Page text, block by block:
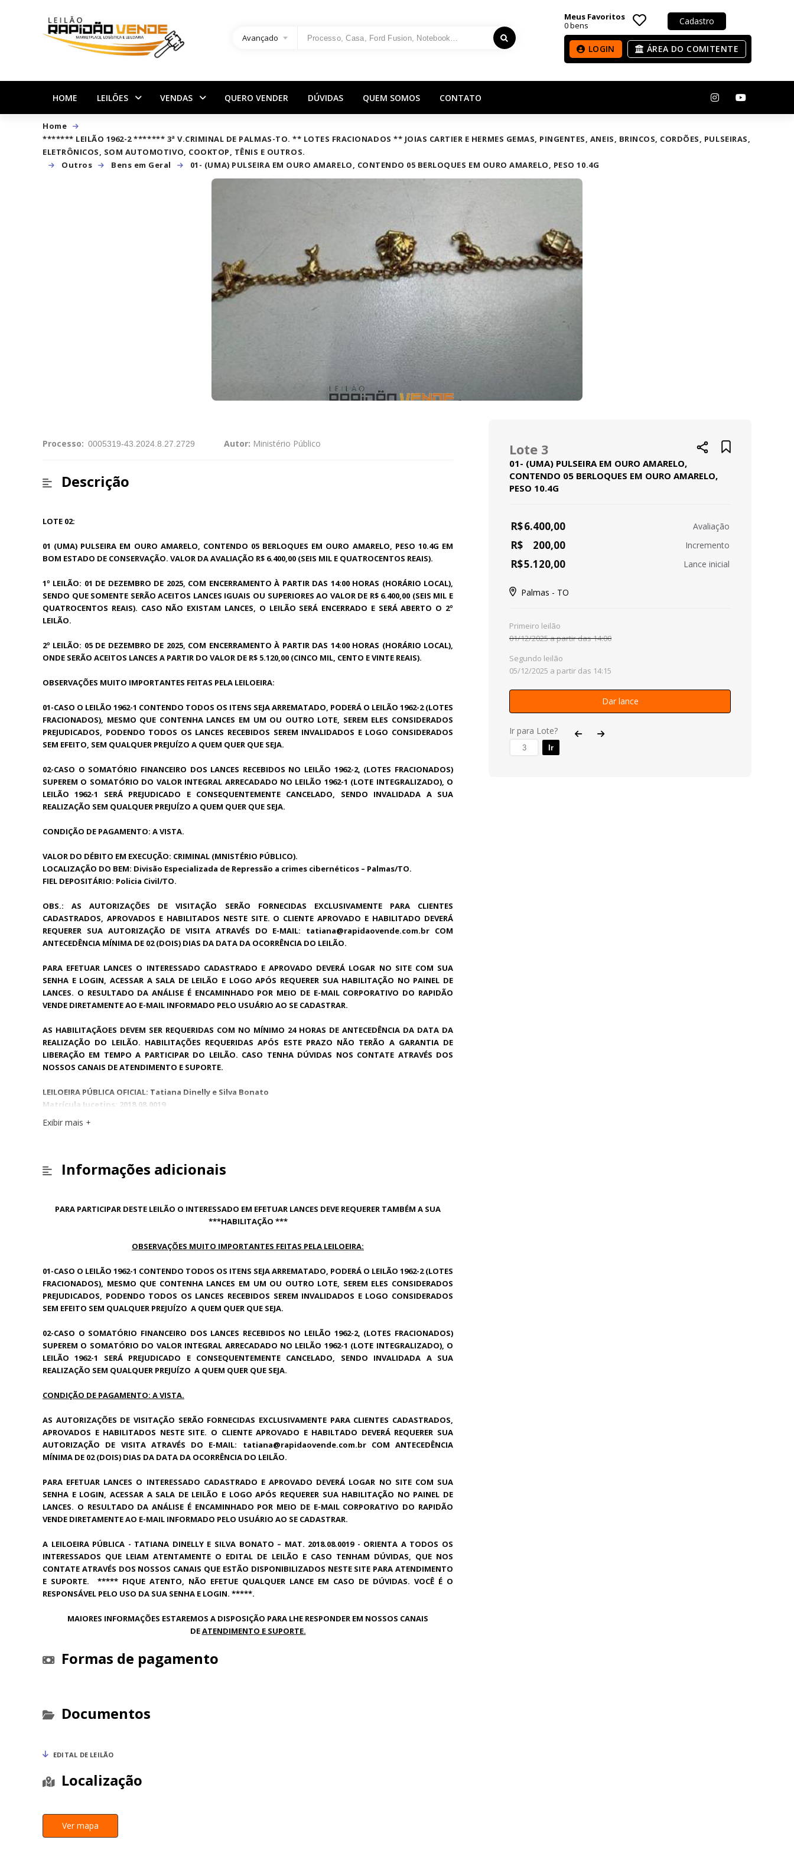
Avançado
Meus Favoritos
0bens Cadastro
LOGIN ÁREA DO COMITENTE
HOME LEILÕES VENDAS QUERO VENDER DÚVIDAS QUEM SOMOS CONTATO
Home
******* LEILÃO 1962-2 ******* 3ª V.CRIMINAL DE PALMAS-TO. ** LOTES FRACIONADOS ** JOIAS CARTIER E HERMES GEMAS, PINGENTES, ANEIS, BRINCOS, CORDÕES, PULSEIRAS,
ELETRÔNICOS, SOM AUTOMOTIVO, COOKTOP, TÊNIS E OUTROS.
Outros
Bens em Geral 01- (UMA) PULSEIRA EM OURO AMARELO, CONTENDO 05 BERLOQUES EM OURO AMARELO, PESO 10.4G
Processo: Autor: Ministério Público
Descrição
LOTE 02:
01 (UMA) PULSEIRA EM OURO AMARELO, CONTENDO 05 BERLOQUES EM OURO AMARELO, PESO 10.4G EM
BOM ESTADO DE CONSERVAÇÃO. VALOR DA AVALIAÇÃO R$ 6.400,00 (SEIS MIL E QUATROCENTOS REAIS).
1º LEILÃO: 01 DE DEZEMBRO DE 2025, COM ENCERRAMENTO À PARTIR DAS 14:00 HORAS (HORÁRIO LOCAL),
SENDO QUE SOMENTE SERÃO ACEITOS LANCES IGUAIS OU SUPERIORES AO VALOR DE R$ 6.400,00 (SEIS MIL E
QUATROCENTOS REAIS). CASO NÃO EXISTAM LANCES, O LEILÃO SERÁ ENCERRADO E SERÁ ABERTO O 2º
LEILÃO.
2º LEILÃO: 05 DE DEZEMBRO DE 2025, COM ENCERRAMENTO À PARTIR DAS 14:00 HORAS (HORÁRIO LOCAL),
ONDE SERÃO ACEITOS LANCES A PARTIR DO VALOR DE R$ 5.120,00 (CINCO MIL, CENTO E VINTE REAIS).
OBSERVAÇÕES MUITO IMPORTANTES FEITAS PELA LEILOEIRA:
01-CASO O LEILÃO 1962-1 CONTENDO TODOS OS ITENS SEJA ARREMATADO, PODERÁ O LEILÃO 1962-2 (LOTES
FRACIONADOS), MESMO QUE CONTENHA LANCES EM UM OU OUTRO LOTE, SEREM ELES CONSIDERADOS
PREJUDICADOS, PODENDO TODOS OS LANCES RECEBIDOS SEREM INVALIDADOS E LOGO CONSIDERADOS
SEM EFEITO, SEM QUALQUER PREJUÍZO A QUEM QUER QUE SEJA.
02-CASO O SOMATÓRIO FINANCEIRO DOS LANCES RECEBIDOS NO LEILÃO 1962-2, (LOTES FRACIONADOS)
SUPEREM O SOMATÓRIO DO VALOR INTEGRAL ARRECADADO NO LEILÃO 1962-1 (LOTE INTEGRALIZADO), O
LEILÃO 1962-1 SERÁ PREJUDICADO E CONSEQUENTEMENTE CANCELADO, SENDO INVALIDADA A SUA
REALIZAÇÃO SEM QUALQUER PREJUÍZO A QUEM QUER QUE SEJA.
CONDIÇÃO DE PAGAMENTO: A VISTA.
VALOR DO DÉBITO EM EXECUÇÃO: CRIMINAL (MNISTÉRIO PÚBLICO).
LOCALIZAÇÃO DO BEM: Divisão Especializada de Repressão a crimes cibernéticos – Palmas/TO.
FIEL DEPOSITÁRIO: Policia Civil/TO.
OBS.: AS AUTORIZAÇÕES DE VISITAÇÃO SERÃO FORNECIDAS EXCLUSIVAMENTE PARA CLIENTES
CADASTRADOS, APROVADOS E HABILITADOS NESTE SITE. O CLIENTE APROVADO E HABILITADO DEVERÁ
REQUERER SUA AUTORIZAÇÃO DE VISITA ATRAVÉS DO E-MAIL: tatiana@rapidaovende.com.br COM
ANTECEDÊNCIA MÍNIMA DE 02 (DOIS) DIAS DA DATA DA OCORRÊNCIA DO LEILÃO.
PARA EFETUAR LANCES O INTERESSADO CADASTRADO E APROVADO DEVERÁ LOGAR NO SITE COM SUA
SENHA E LOGIN, ACESSAR A SALA DE LEILÃO E LOGO APÓS REQUERER SUA HABILITAÇÃO NO PAINEL DE
LANCES. O RESULTADO DA ANÁLISE É ENCAMINHADO POR MEIO DE E-MAIL CORPORATIVO DO RAPIDÃO
VENDE DIRETAMENTE AO E-MAIL INFORMADO PELO USUÁRIO AO SE CADASTRAR.
AS HABILITAÇÃOES DEVEM SER REQUERIDAS COM NO MÍNIMO 24 HORAS DE ANTECEDÊNCIA DA DATA DA
REALIZAÇÃO DO LEILÃO. HABILITAÇÕES REQUERIDAS APÓS ESTE PRAZO NÃO TERÃO A GARANTIA DE
LIBERAÇÃO EM TEMPO A PARTICIPAR DO LEILÃO. CASO TENHA DÚVIDAS NOS CONTATE ATRAVÉS DOS
NOSSOS CANAIS DE ATENDIMENTO E SUPORTE.
LEILOEIRA PÚBLICA OFICIAL: Tatiana Dinelly e Silva Bonato
Matrícula Jucetins: 2018.08.0019.
Exibir mais
Informações adicionais
PARA PARTICIPAR DESTE LEILÃO O INTERESSADO EM EFETUAR LANCES DEVE REQUERER TAMBÉM A SUA
***HABILITAÇÃO ***
OBSERVAÇÕES MUITO IMPORTANTES FEITAS PELA LEILOEIRA:
01-CASO O LEILÃO 1962-1 CONTENDO TODOS OS ITENS SEJA ARREMATADO, PODERÁ O LEILÃO 1962-2 (LOTES
FRACIONADOS), MESMO QUE CONTENHA LANCES EM UM OU OUTRO LOTE, SEREM ELES CONSIDERADOS
PREJUDICADOS, PODENDO TODOS OS LANCES RECEBIDOS SEREM INVALIDADOS E LOGO CONSIDERADOS
SEM EFEITO SEM QUALQUER PREJUÍZO A QUEM QUER QUE SEJA.
02-CASO O SOMATÓRIO FINANCEIRO DOS LANCES RECEBIDOS NO LEILÃO 1962-2, (LOTES FRACIONADOS)
SUPEREM O SOMATÓRIO DO VALOR INTEGRAL ARRECADADO NO LEILÃO 1962-1 (LOTE INTEGRALIZADO), O
LEILÃO 1962-1 SERÁ PREJUDICADO E CONSEQUENTEMENTE CANCELADO, SENDO INVALIDADA A SUA
REALIZAÇÃO SEM QUALQUER PREJUÍZO A QUEM QUER QUE SEJA.
CONDIÇÃO DE PAGAMENTO: A VISTA.
AS AUTORIZAÇÕES DE VISITAÇÃO SERÃO FORNECIDAS EXCLUSIVAMENTE PARA CLIENTES CADASTRADOS,
APROVADOS E HABILITADOS NESTE SITE. O CLIENTE APROVADO E HABILTADO DEVERÁ REQUERER SUA
AUTORIZAÇÃO DE VISITA ATRAVÉS DO E-MAIL: tatiana@rapidaovende.com.br COM ANTECEDÊNCIA
MÍNIMA DE 02 (DOIS) DIAS DA DATA DA OCORRÊNCIA DO LEILÃO.
PARA EFETUAR LANCES O INTERESSADO CADASTRADO E APROVADO DEVERÁ LOGAR NO SITE COM SUA
SENHA E LOGIN, ACESSAR A SALA DE LEILÃO E LOGO APÓS REQUERER SUA HABILITAÇÃO NO PAINEL DE
LANCES. O RESULTADO DA ANÁLISE É ENCAMINHADO POR MEIO DE E-MAIL CORPORATIVO DO RAPIDÃO
VENDE DIRETAMENTE AO E-MAIL INFORMADO PELO USUÁRIO AO SE CADASTRAR.
A LEILOEIRA PÚBLICA - TATIANA DINELLY E SILVA BONATO – MAT. 2018.08.0019 - ORIENTA A TODOS OS
INTERESSADOS QUE LEIAM ATENTAMENTE O EDITAL DE LEILÃO E CASO TENHAM DÚVIDAS, QUE NOS
CONTATE ATRAVÉS DOS NOSSOS CANAIS QUE ESTÃO DISPONIBILIZADOS NESTE SITE PARA ATENDIMENTO
E SUPORTE. ***** FIQUE ATENTO, NÃO EFETUE QUALQUER LANCE EM CASO DE DÚVIDAS. VOCÊ É O
RESPONSÁVEL PELO USO DA SUA SENHA E LOGIN. *****.
MAIORES INFORMAÇÕES ESTAREMOS A DISPOSIÇÃO PARA LHE RESPONDER EM NOSSOS CANAIS
DEATENDIMENTO E SUPORTE.
Formas de pagamento
Documentos
EDITAL DE LEILÃO
Localização
Ver mapa
Lote 3
01- (UMA) PULSEIRA EM OURO AMARELO,
CONTENDO 05 BERLOQUES EM OURO AMARELO,
PESO 10.4G
R$6.400,00 Avaliação
R$ 200,00 Incremento
R$5.120,00 Lance inicial
Palmas - TO
Primeiro leilão
01/12/2025 a partir das 14:00
Segundo leilão
05/12/2025 a partir das 14:15
Dar lance
Ir para Lote?
Ir